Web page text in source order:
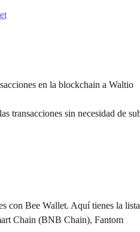
en la blockchain a Waltio
transacciones sin necesidad de
con Bee Wallet. Aquí tienes la
Chain (BNB Chain), Fantom